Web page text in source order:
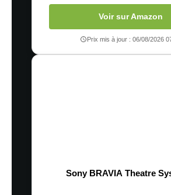
Voir sur Amazon
Prix mis à jour : 06/08/2026
Sony BRAVIA Theatre